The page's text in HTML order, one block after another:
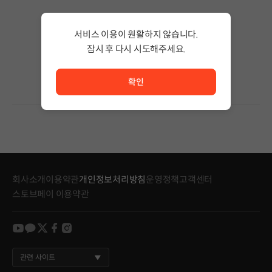
검색어의 단어 수를 줄이거나 필터조건을 변경하세요.
회사소개이용약관개인정보처리방침 운영정책고객센터
스토브페이 이용약관
youtube
kakao
twitter
facebook
instagram
관련 사이트
서비스 이용이 원활하지 않습니다.
잠시 후 다시 시도해주세요.
확인